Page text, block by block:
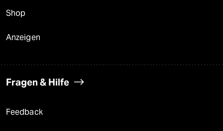
Shop
Anzeigen
Fragen & Hilfe
Feedback